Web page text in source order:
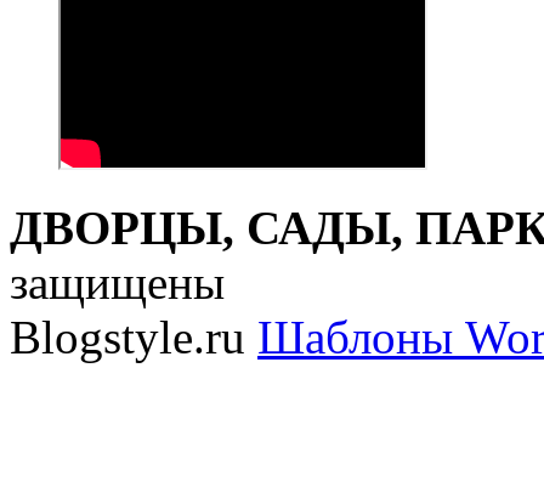
ДВОРЦЫ, САДЫ,
защищены
Blogstyle.ru Шаблоны